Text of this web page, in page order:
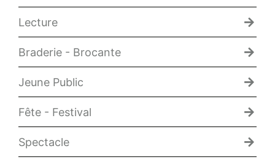
Lecture
Braderie - Brocante
Jeune Public
Fête - Festival
Spectacle